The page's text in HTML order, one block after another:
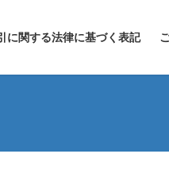
に関する法律に基づく表記